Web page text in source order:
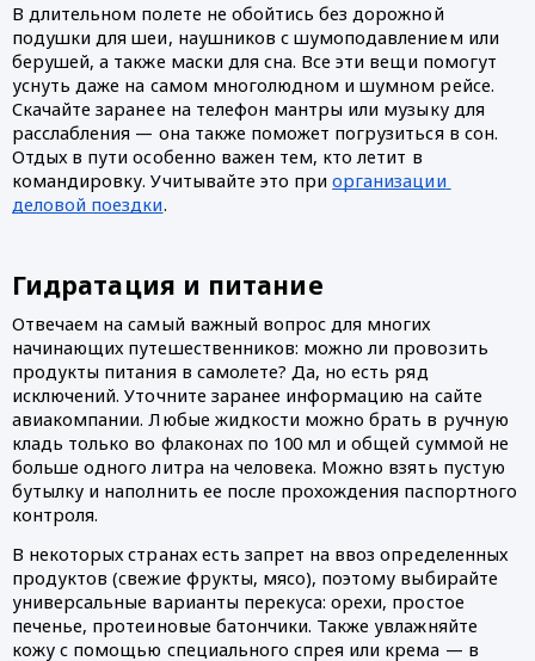
В длительном полете не обойтись без дорожной
подушки для шеи, наушников с шумоподавлением или
берушей, а также маски для сна. Все эти вещи помогут
уснуть даже на самом многолюдном и шумном рейсе.
Скачайте заранее на телефон мантры или музыку для
расслабления — она также поможет погрузиться в сон.
Отдых в пути особенно важен тем, кто летит в
командировку. Учитывайте это при организации
деловой поездки.
Гидратация и питание
Отвечаем на самый важный вопрос для многих
начинающих путешественников: можно ли провозить
продукты питания в самолете? Да, но есть ряд
исключений. Уточните заранее информацию на сайте
авиакомпании. Любые жидкости можно брать в ручную
кладь только во флаконах по 100 мл и общей суммой не
больше одного литра на человека. Можно взять пустую
бутылку и наполнить ее после прохождения паспортного
контроля.
В некоторых странах есть запрет на ввоз определенных
продуктов (свежие фрукты, мясо), поэтому выбирайте
универсальные варианты перекуса: орехи, простое
печенье, протеиновые батончики. Также увлажняйте
кожу с помощью специального спрея или крема — в